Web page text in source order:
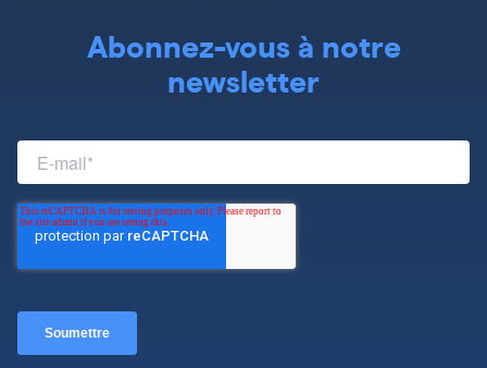
Abonnez-vous à notre
newsletter